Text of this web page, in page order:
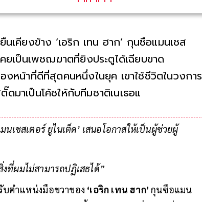
นเคียงข้าง ‘เอริก เทน ฮาก’ กุนซือแมนเชส
ยเป็นเพชฌฆาตที่ยิงประตูได้เฉียบขาด
งหน้าที่ดีที่สุดคนหนึ่งในยุค เขาใช้ชีวิตในวงการ
าเป็นโค้ชให้กับทีมชาติเนเธอแลนด์
ชสเตอร์ ยูไนเต็ด’ เสนอโอกาสให้เป็นผู้ช่วยผู้
ที่ผมไม่สามารถปฏิเสธได้”